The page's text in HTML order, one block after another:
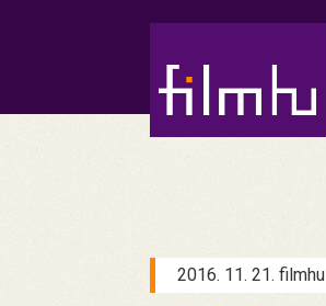
2016. 11. 21. filmhu